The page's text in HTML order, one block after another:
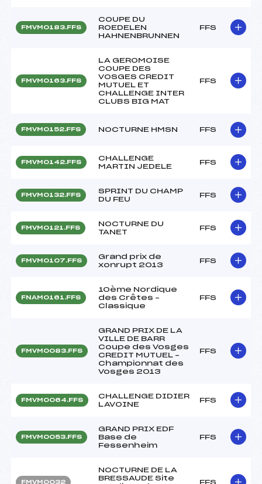
FMVM0183.FFS
COUPE DU
ROEDELEN
HAHNENBRUNNEN
FFS
FMVM0163.FFS
LA GEROMOISE
COUPE DES
VOSGES CREDIT
MUTUEL ET
CHALLENGE INTER
CLUBS BIG MAT
FFS
FMVM0152.FFS NOCTURNE HMSN FFS
FMVM0142.FFS
CHALLENGE
MARTIN JEDELE
FFS
FMVM0132.FFS
SPRINT DU CHAMP
DU FEU
FFS
FMVM0121.FFS
NOCTURNE DU
TANET
FFS
FMVM0107.FFS
Grand prix de
xonrupt 2013
FFS
FNAM0161.FFS
10ème Nordique
des Crêtes –
Classique
FFS
FMVM0083.FFS
GRAND PRIX DE LA
VILLE DE BARR
Coupe des Vosges
CREDIT MUTUEL –
Championnat des
Vosges 2013
FFS
FMVM0064.FFS
CHALLENGE DIDIER
LAVOINE
FFS
FMVM0053.FFS
GRAND PRIX EDF
Base de
Fessenheim
FFS
FMVM0032
NOCTURNE DE LA
BRESSAUDE Site
FFS